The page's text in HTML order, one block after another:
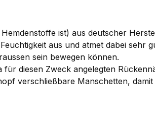
ist) aus deutscher
aus und atmet dabei sehr
sein bewegen können.
diesen Zweck angelegten
verschließbare Manschetten,